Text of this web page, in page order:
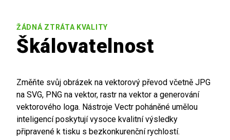
ŽÁDNÁ ZTRÁTA KVALITY
Škálovatelnost
Změňte svůj obrázek na vektorový převod včetně JPG
na SVG, PNG na vektor, rastr na vektor a generování
vektorového loga. Nástroje Vectr poháněné umělou
inteligencí poskytují vysoce kvalitní výsledky
připravené k tisku s bezkonkurenční rychlostí.